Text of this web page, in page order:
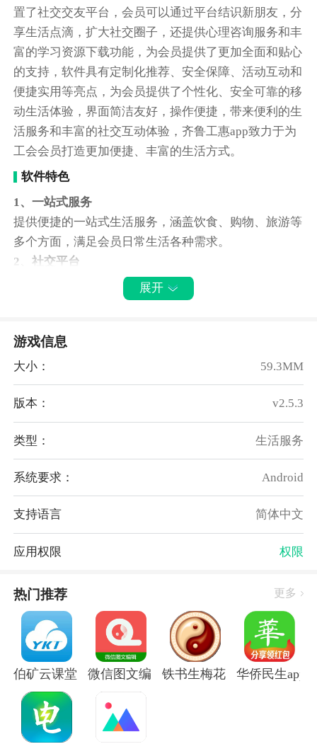
置了社交交友平台，会员可以通过平台结识新朋友，分
享生活点滴，扩大社交圈子，还提供心理咨询服务和丰
富的学习资源下载功能，为会员提供了更加全面和贴心
的支持，软件具有定制化推荐、安全保障、活动互动和
便捷实用等亮点，为会员提供了个性化、安全可靠的移
动生活体验，界面简洁友好，操作便捷，带来便利的生
活服务和丰富的社交互动体验，齐鲁工惠app致力于为
工会会员打造更加便捷、丰富的生活方式。
软件特色
1、一站式服务
提供便捷的一站式生活服务，涵盖饮食、购物、旅游等
多个方面，满足会员日常生活各种需求。
2、社交平台
社交功能，会员可以通过平台结识新朋友，扩大社交圈
子，分享生活点滴，增进彼此之间的交流与了解。
提供心理咨询服务，会员可通过平台寻求专业的心理咨
询师支持，获得心理健康方面的指导和帮助。
丰富的学习资源下载功能，包括电子书籍、音频课程
等，会员可以随时随地获取学习资料，提升自我素养。
软件亮点
1、根据会员的兴趣爱好和历史行为，智能推荐相关生
2、注重会员的信息安全和隐私保护，采取多重加密措
施，确保用户数据不被泄露和滥用。
3、定期组织线上线下的各类活动，包括聚会、讲座、
4、界面简洁友好，操作便捷，为会员提供了便利的生
活服务和丰富的社交互动体验。
展开
游戏信息
大小： 59.3MM
版本： v2.5.3
类型： 生活服务
系统要求： Android
支持语言 简体中文
应用权限 权限
热门推荐 更多
伯矿云课堂手机版微信图文编辑大师软件
铁书生梅花app华侨民生app